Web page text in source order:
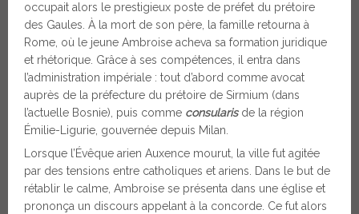
occupait alors le prestigieux poste de préfet du prétoire
des Gaules. À la mort de son père, la famille retourna à
Rome, où le jeune Ambroise acheva sa formation juridique
et rhétorique. Grâce à ses compétences, il entra dans
l’administration impériale : tout d’abord comme avocat
auprès de la préfecture du prétoire de Sirmium (dans
l’actuelle Bosnie), puis comme consularisde la région
Émilie-Ligurie, gouvernée depuis Milan.
Lorsque l’Évêque arien Auxence mourut, la ville fut agitée
par des tensions entre catholiques et ariens. Dans le but de
rétablir le calme, Ambroise se présenta dans une église et
prononça un discours appelant à la concorde. Ce fut alors